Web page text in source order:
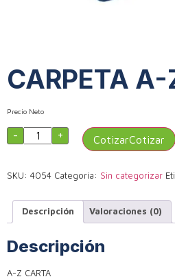
CARPETA
Precio Neto
- + Cotizar
SKU: 4054 Categoría: Sin categorizar
Descripción Valoraciones (0)
Descripción
A-Z CARTA